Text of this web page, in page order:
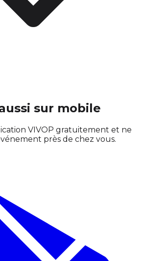
sur mobile
VIVOP gratuitement et ne
près de chez vous.